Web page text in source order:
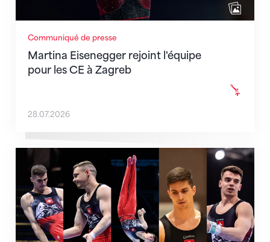
Communiqué de presse
Martina Eisenegger rejoint l'équipe
pour les CE à Zagreb
28.07.2026
L'équipe masculine sélectionnée pour les CE de